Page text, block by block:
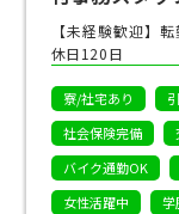
【未経験歓迎】
休日120日
寮/社宅あり
社会保険完備
バイク通勤OK
女性活躍中
学